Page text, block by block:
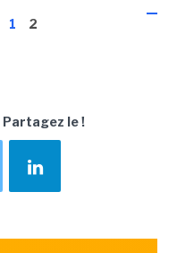
1 2
Partagez le !